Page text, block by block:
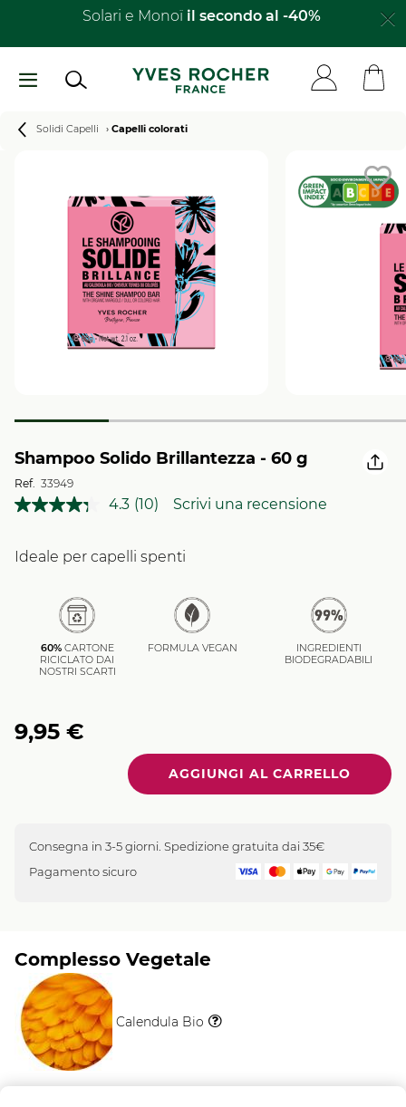
principale
Solari e Monoï il secondo al -40%​
Breadcrumb
Solidi Capelli Capelli colorati
Shampoo Solido Brillantezza - 60 g
Ref. 33949
4.3 Leggi
Stesso
link
pagina.
(10) Scrivi una recensione
Ideale per capelli spenti
60% CARTONE
RICICLATO DAI
NOSTRI SCARTI
FORMULA VEGAN
INGREDIENTI
BIODEGRADABILI
9,95 €
Consegna in 3-5 giorni. Spedizione gratuita dai 35€
Pagamento sicuro
Complesso Vegetale
Il
Calendula Bio